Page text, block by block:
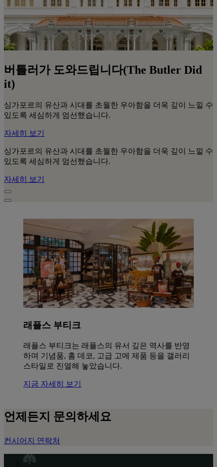
버틀러가 도와드립니다(The Butler Did
it)
싱가포르의 유산과 시대를 초월한 우아함을 더욱 깊이 느낄 수
있도록 세심하게 엄선했습니다.
자세히 보기
싱가포르의 유산과 시대를 초월한 우아함을 더욱 깊이 느낄 수
있도록 세심하게 엄선했습니다.
자세히 보기
래플스 부티크
래플스 부티크는 래플스의 유서 깊은 역사를 반영
하며 기념품, 홈 데코, 고급 고메 제품 등을 갤러리
스타일로 진열해 놓았습니다.
지금 자세히 보기
언제든지 문의하세요
컨시어지 연락처